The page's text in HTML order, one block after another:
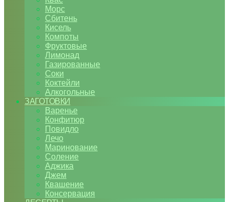
Морс
Сбитень
Кисель
Компоты
Фруктовые
Лимонад
Газированные
Соки
Коктейли
Алкогольные
ЗАГОТОВКИ
Варенье
Конфитюр
Повидло
Лечо
Маринование
Соление
Аджика
Джем
Квашение
Консервация